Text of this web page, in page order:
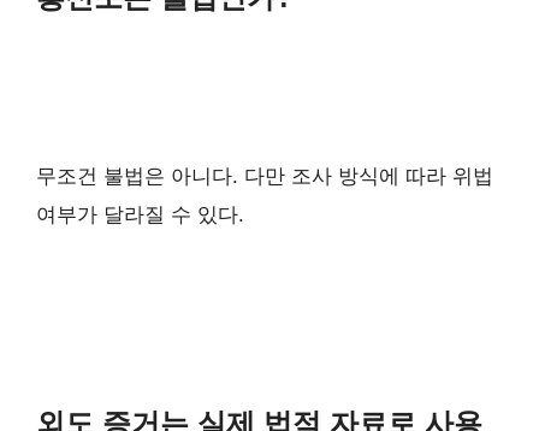
무조건 불법은 아니다. 다만 조사 방식에 따라 위법
여부가 달라질 수 있다.
외도 증거는 실제 법적 자료로 사용